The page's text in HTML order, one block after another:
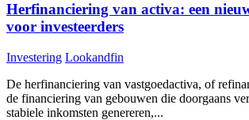
Herfinanciering van activa: een
voor investeerders
Investering Lookandfin
De herfinanciering van vastgoedactiva, of
de financiering van gebouwen die doorgaans
stabiele inkomsten genereren,...